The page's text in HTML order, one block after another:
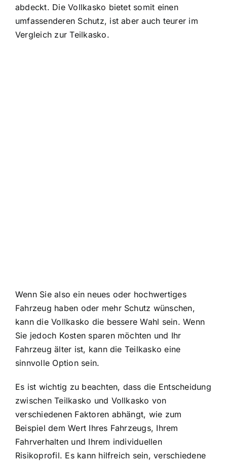
abdeckt. Die Vollkasko bietet somit einen
umfassenderen Schutz, ist aber auch teurer im
Vergleich zur Teilkasko.
Wenn Sie also ein neues oder hochwertiges
Fahrzeug haben oder mehr Schutz wünschen,
kann die Vollkasko die bessere Wahl sein. Wenn
Sie jedoch Kosten sparen möchten und Ihr
Fahrzeug älter ist, kann die Teilkasko eine
sinnvolle Option sein.
Es ist wichtig zu beachten, dass die Entscheidung
zwischen Teilkasko und Vollkasko von
verschiedenen Faktoren abhängt, wie zum
Beispiel dem Wert Ihres Fahrzeugs, Ihrem
Fahrverhalten und Ihrem individuellen
Risikoprofil. Es kann hilfreich sein, verschiedene